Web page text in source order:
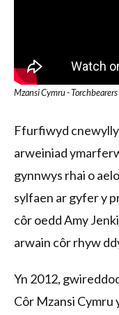
Mzansi Cymru - Torchbearers
Ffurfiwyd
arweiniad
gynnwys rhai o
sylfaen ar gyfer y
côr oedd Amy
arwain côr rhyw
Yn 2012,
Côr Mzansi Cymru